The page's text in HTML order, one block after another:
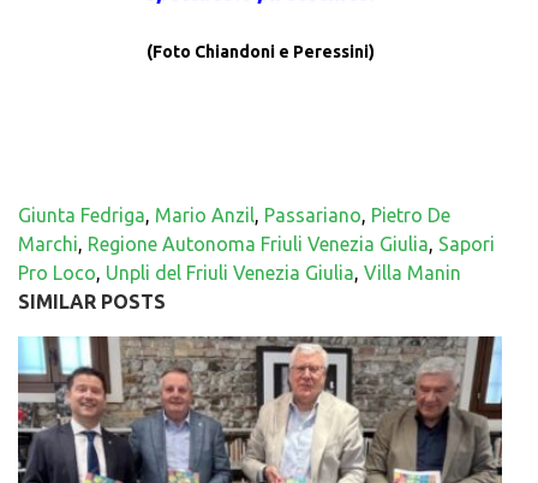
(Foto Chiandoni e Peressini)
Giunta Fedriga, Mario Anzil, Passariano, Pietro De
Marchi, Regione Autonoma Friuli Venezia Giulia, Sapori
Pro Loco, Unpli del Friuli Venezia Giulia, Villa Manin
SIMILAR POSTS